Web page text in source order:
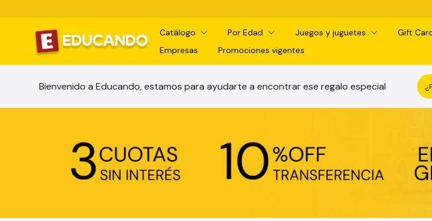
Catálogo Por Edad Juegos y juguetes Gift
Empresas
Promociones vigentes
Bienvenido a Educando, estamos para ayudarte a encontrar ese regalo especial